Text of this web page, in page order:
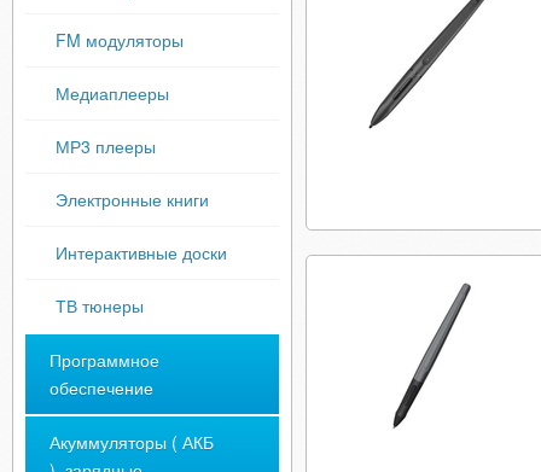
FM модуляторы
Медиаплееры
МР3 плееры
Электронные книги
Интерактивные доски
ТВ тюнеры
Программное
обеспечение
Акуммуляторы ( АКБ